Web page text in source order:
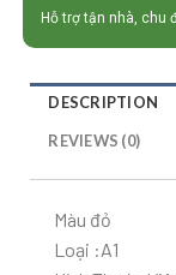
Hỗ trợ tận nhà, chu
DESCRIPTION
REVIEWS (0)
Màu đỏ
Loại :A1